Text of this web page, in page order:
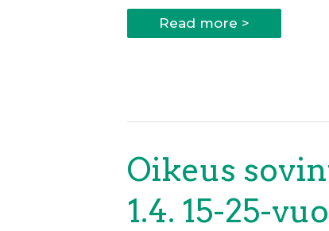
Uusi
työntekijä
Read more >
Oikeus
1.4. 15-25-